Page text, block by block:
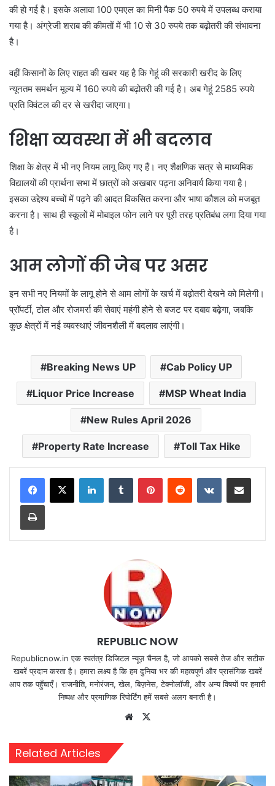
की हो गई है। इसके अलावा 100 एमएल का मिनी पैक 50 रुपये में उपलब्ध कराया
गया है। अंग्रेजी शराब की कीमतों में भी 10 से 30 रुपये तक बढ़ोतरी की संभावना
है।
वहीं किसानों के लिए राहत की खबर यह है कि गेहूं की सरकारी खरीद के लिए
न्यूनतम समर्थन मूल्य में 160 रुपये की बढ़ोतरी की गई है। अब गेहूं 2585 रुपये
प्रति क्विंटल की दर से खरीदा जाएगा।
शिक्षा व्यवस्था में भी बदलाव
शिक्षा के क्षेत्र में भी नए नियम लागू किए गए हैं। नए शैक्षणिक सत्र से माध्यमिक
विद्यालयों की प्रार्थना सभा में छात्रों को अखबार पढ़ना अनिवार्य किया गया है।
इसका उद्देश्य बच्चों में पढ़ने की आदत विकसित करना और भाषा कौशल को मजबूत
करना है। साथ ही स्कूलों में मोबाइल फोन लाने पर पूरी तरह प्रतिबंध लगा दिया गया
है।
आम लोगों की जेब पर असर
इन सभी नए नियमों के लागू होने से आम लोगों के खर्च में बढ़ोतरी देखने को मिलेगी।
प्रॉपर्टी, टोल और रोजमर्रा की सेवाएं महंगी होने से बजट पर दबाव बढ़ेगा, जबकि
कुछ क्षेत्रों में नई व्यवस्थाएं जीवनशैली में बदलाव लाएंगी।
Breaking News UP Cab Policy UP
Liquor Price Increase MSP Wheat India
New Rules April 2026
Property Rate Increase Toll Tax Hike
LinkedInTumblr PinterestReddit VKontakteShare via Email
Print
REPUBLIC NOW
Republicnow.in एक स्वतंत्र डिजिटल न्यूज़ चैनल है, जो आपको सबसे तेज और सटीक
खबरें प्रदान करता है। हमारा लक्ष्य है कि हम दुनिया भर की महत्वपूर्ण और प्रासंगिक खबरें
आप तक पहुँचाएँ। राजनीति, मनोरंजन, खेल, बिज़नेस, टेक्नोलॉजी, और अन्य विषयों पर हमारी
निष्पक्ष और प्रमाणिक रिपोर्टिंग हमें सबसे अलग बनाती है।
Website
Related Articles